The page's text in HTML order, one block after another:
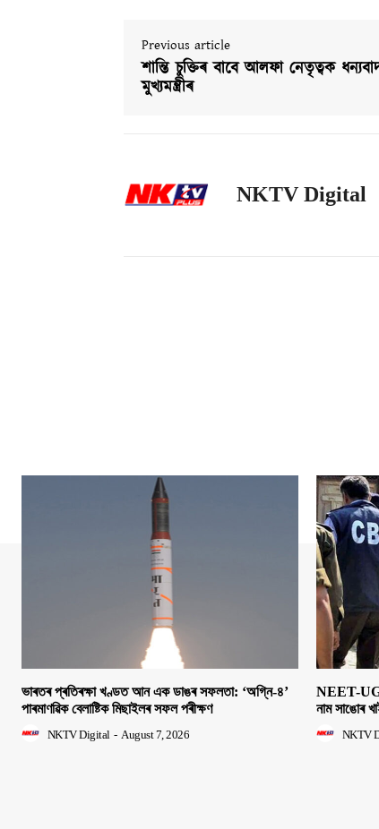
Previous article
শান্তি চুক্তিৰ বাবে আলফা নেতৃত্বক
মুখ্যমন্ত্ৰীৰ
NKTV Digital
ভাৰতৰ প্ৰতিৰক্ষা খণ্ডত আন এক ডাঙৰ সফলতা: ‘অগ্নি-৪’
পাৰমাণৱিক বেলাষ্টিক মিছাইলৰ সফল পৰীক্ষণ
NKTV Digital - August 7, 2026
NEET-UG
নাম সাঙোৰ
NKTV